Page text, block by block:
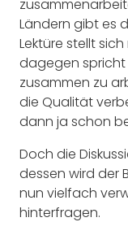
Ländern gibt es
Lektüre stellt
dagegen
zusammen zu
die Qualität
dann ja schon
Doch die
dessen wird der
nun vielfach
hinterfragen.